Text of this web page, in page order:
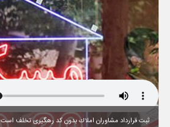
ثبت قرارداد مشاوران املاك بدون كد رهگیری تخلف است